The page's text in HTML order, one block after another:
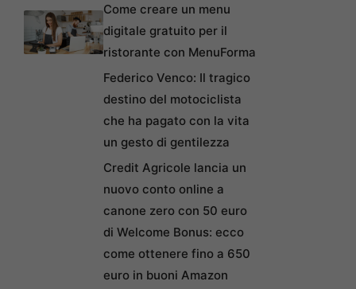
Come creare un menu
digitale gratuito per il
ristorante con MenuForma
Federico Venco: Il tragico
destino del motociclista
che ha pagato con la vita
un gesto di gentilezza
Credit Agricole lancia un
nuovo conto online a
canone zero con 50 euro
di Welcome Bonus: ecco
come ottenere fino a 650
euro in buoni Amazon